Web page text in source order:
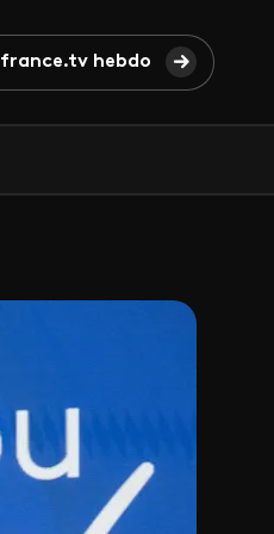
france.tv hebdo